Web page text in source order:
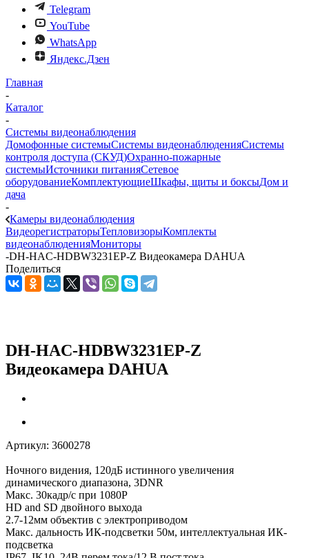
Telegram
YouTube
WhatsApp
Яндекс.Дзен
Главная
-
Каталог
-
Системы видеонаблюдения
Домофонные системыСистемы видеонаблюденияСистемы
контроля доступа (СКУД)Охранно-пожарные
системыИсточники питанияСетевое
оборудованиеКомплектующиеШкафы, щиты и боксыДом и
дача
-
Камеры видеонаблюдения
ВидеорегистраторыТепловизорыКомплекты
видеонаблюденияМониторы
-DH-HAC-HDBW3231EP-Z Видеокамера DAHUA
Поделиться
DH-HAC-HDBW3231EP-Z
Видеокамера DAHUA
Артикул: 3600278
Ночного видения, 120дБ истинного увеличения
динамического диапазона, 3DNR
Макс. 30кадр/с при 1080P
HD and SD двойного выхода
2.7-12мм объектив с электроприводом
Макс. дальность ИК-подсветки 50м, интеллектуальная ИК-
подсветка